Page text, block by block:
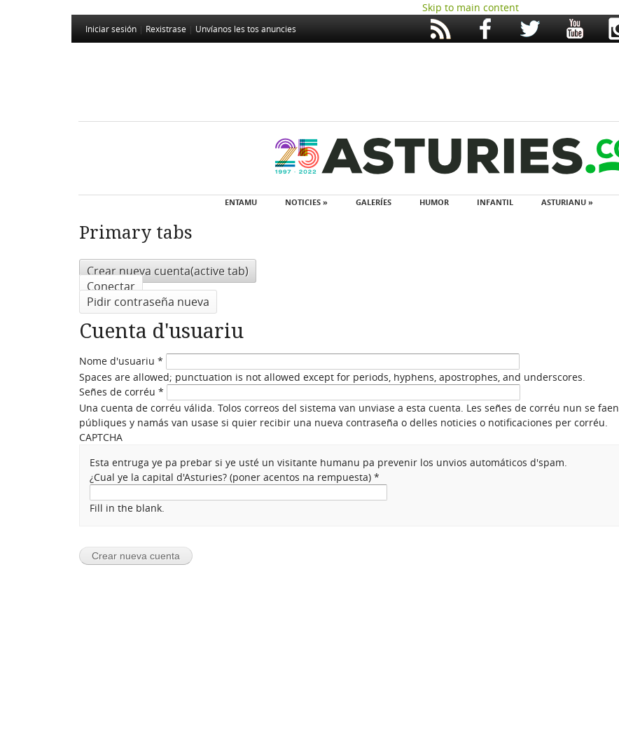
Skip to main content
Iniciar sesión Rexistrase Unvíanos les tos anuncies
ENTAMU NOTICIES » GALERÍES HUMOR INFANTIL ASTURIANU »
Primary tabs
Crear nueva cuenta(active tab)
Conectar
Pidir contraseña nueva
Cuenta d'usuariu
Nome d'usuariu *
Spaces are allowed; punctuation is not allowed except for periods, hyphens, apostrophes, and underscores.
Señes de corréu *
Una cuenta de corréu válida. Tolos correos del sistema van unviase a esta cuenta. Les señes de corréu nun se faen
públiques y namás van usase si quier recibir una nueva contraseña o delles noticies o notificaciones per corréu.
CAPTCHA
Esta entruga ye pa prebar si ye usté un visitante humanu pa prevenir los unvios automáticos d'spam.
¿Cual ye la capital d'Asturies? (poner acentos na rempuesta)*
Fill in the blank.